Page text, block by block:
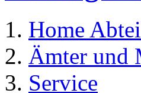
Home
Ämter und
Service